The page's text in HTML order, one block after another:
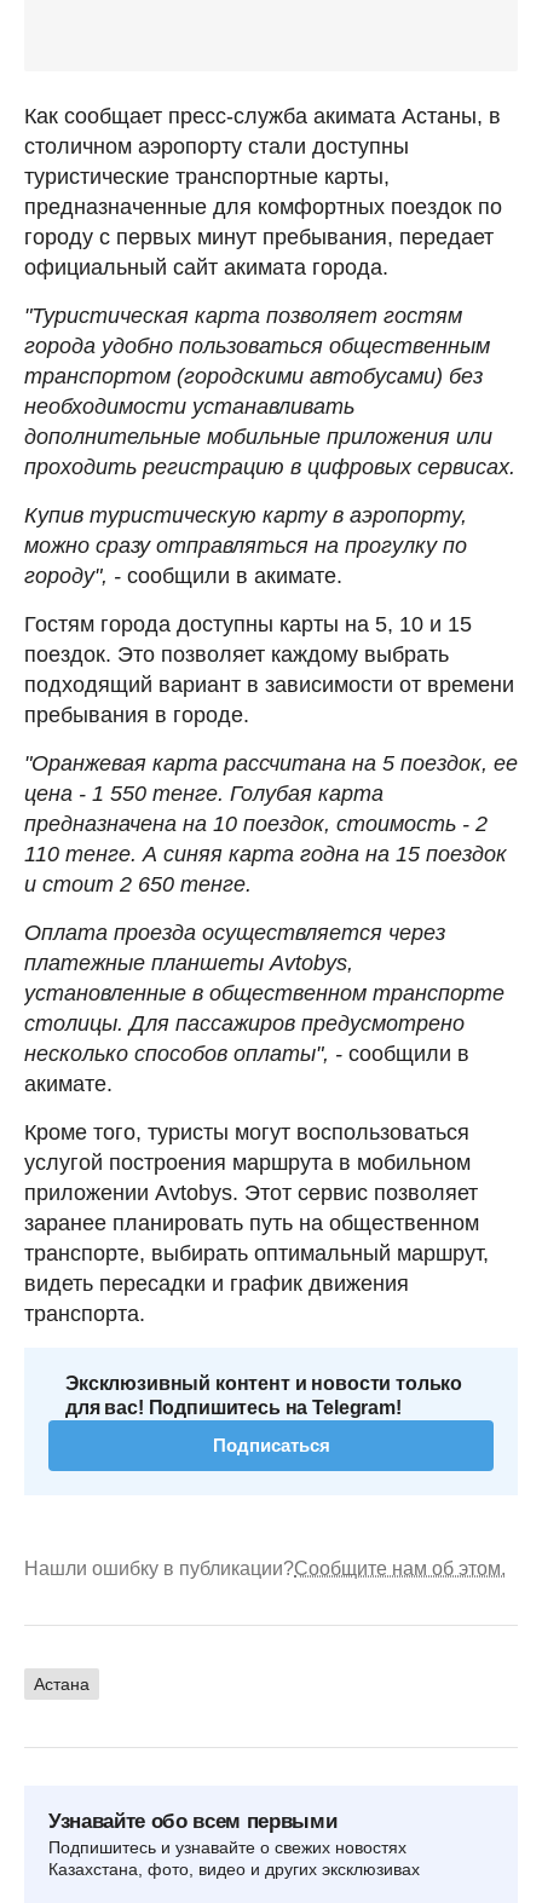
Как сообщает пресс-служба акимата Астаны, в
столичном аэропорту стали доступны
туристические транспортные карты,
предназначенные для комфортных поездок по
городу с первых минут пребывания, передает
официальный сайт акимата города.
"Туристическая карта позволяет гостям
города удобно пользоваться общественным
транспортом (городскими автобусами) без
необходимости устанавливать
дополнительные мобильные приложения или
проходить регистрацию в цифровых сервисах.
Купив туристическую карту в аэропорту,
можно сразу отправляться на прогулку по
городу", - сообщили в акимате.
Гостям города доступны карты на 5, 10 и 15
поездок. Это позволяет каждому выбрать
подходящий вариант в зависимости от времени
пребывания в городе.
"Оранжевая карта рассчитана на 5 поездок, ее
цена - 1 550 тенге. Голубая карта
предназначена на 10 поездок, стоимость - 2
110 тенге. А синяя карта годна на 15 поездок
и стоит 2 650 тенге.
Оплата проезда осуществляется через
платежные планшеты Avtobys,
установленные в общественном транспорте
столицы. Для пассажиров предусмотрено
несколько способов оплаты", - сообщили в
акимате.
Кроме того, туристы могут воспользоваться
услугой построения маршрута в мобильном
приложении Avtobys. Этот сервис позволяет
заранее планировать путь на общественном
транспорте, выбирать оптимальный маршрут,
видеть пересадки и график движения
транспорта.
Эксклюзивный контент и новости только
для вас! Подпишитесь на Telegram!
Подписаться
Нашли ошибку в публикации?Сообщите нам об этом.
Астана
Узнавайте обо всем первыми
Подпишитесь и узнавайте о свежих новостях
Казахстана, фото, видео и других эксклюзивах